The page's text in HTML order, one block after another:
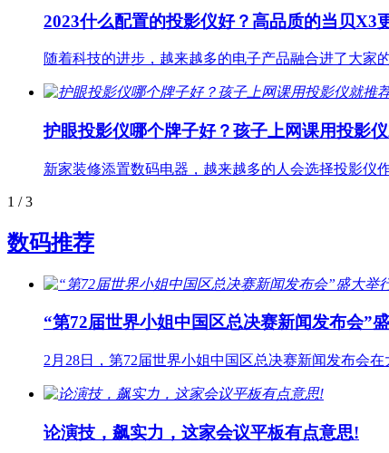
2023什么配置的投影仪好？高品质的当贝X3
随着科技的进步，越来越多的电子产品融合进了大家
护眼投影仪哪个牌子好？孩子上网课用投影
新家装修添置数码电器，越来越多的人会选择投影仪
1 / 3
数码推荐
“第72届世界小姐中国区总决赛新闻发布会”
2月28日，第72届世界小姐中国区总决赛新闻发布会
论演技，飙实力，这家会议平板有点意思!